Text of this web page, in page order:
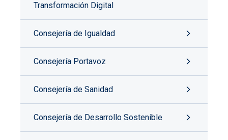
Transformación Digital
Consejería de Igualdad
Consejería Portavoz
Consejería de Sanidad
Consejería de Desarrollo Sostenible